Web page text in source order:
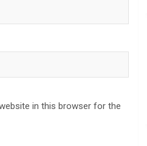
in this browser for the